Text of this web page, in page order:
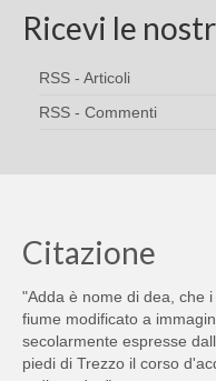
Ricevi le
RSS - Articoli
RSS - Commenti
Citazione
"Adda è nome di dea, che
fiume modificato a
secolarmente espresse
piedi di Trezzo il corso